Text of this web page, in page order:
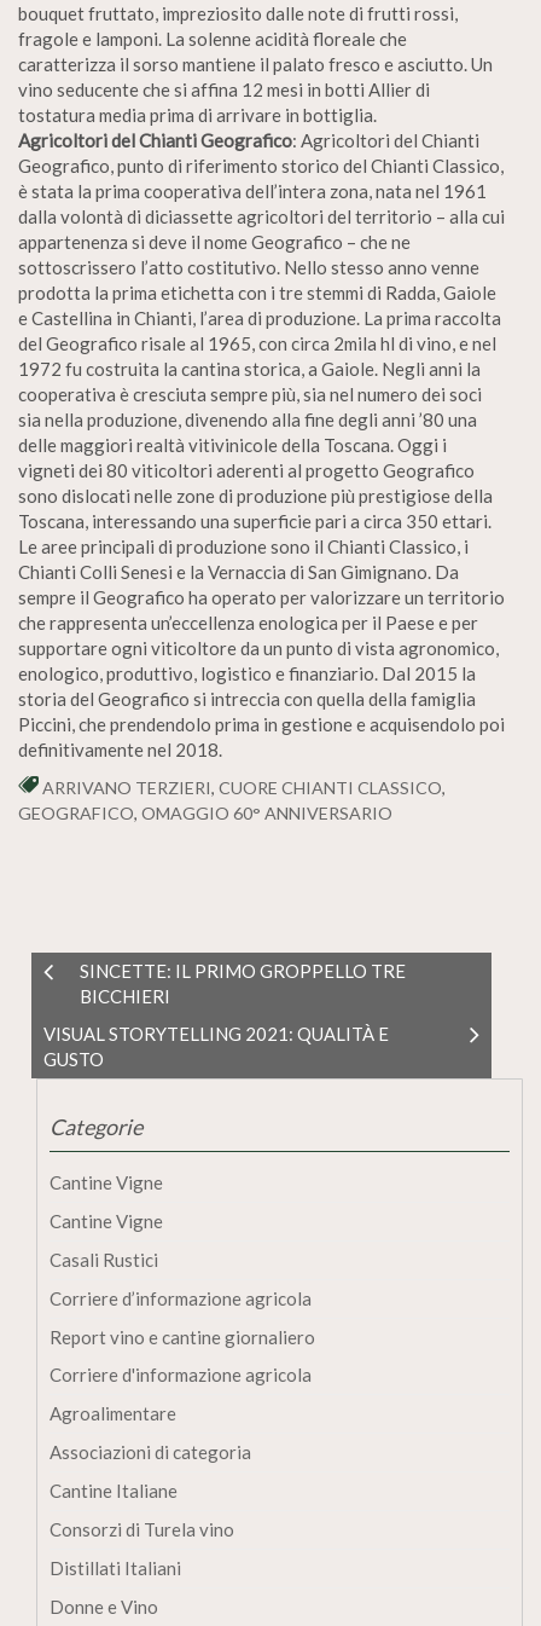
bouquet fruttato, impreziosito dalle note di frutti rossi,
fragole e lamponi. La solenne acidità floreale che
caratterizza il sorso mantiene il palato fresco e asciutto. Un
vino seducente che si affina 12 mesi in botti Allier di
tostatura media prima di arrivare in bottiglia.
Agricoltori del Chianti Geografico: Agricoltori del Chianti
Geografico, punto di riferimento storico del Chianti Classico,
è stata la prima cooperativa dell’intera zona, nata nel 1961
dalla volontà di diciassette agricoltori del territorio – alla cui
appartenenza si deve il nome Geografico – che ne
sottoscrissero l’atto costitutivo. Nello stesso anno venne
prodotta la prima etichetta con i tre stemmi di Radda, Gaiole
e Castellina in Chianti, l’area di produzione. La prima raccolta
del Geografico risale al 1965, con circa 2mila hl di vino, e nel
1972 fu costruita la cantina storica, a Gaiole. Negli anni la
cooperativa è cresciuta sempre più, sia nel numero dei soci
sia nella produzione, divenendo alla fine degli anni ’80 una
delle maggiori realtà vitivinicole della Toscana. Oggi i
vigneti dei 80 viticoltori aderenti al progetto Geografico
sono dislocati nelle zone di produzione più prestigiose della
Toscana, interessando una superficie pari a circa 350 ettari.
Le aree principali di produzione sono il Chianti Classico, i
Chianti Colli Senesi e la Vernaccia di San Gimignano. Da
sempre il Geografico ha operato per valorizzare un territorio
che rappresenta un’eccellenza enologica per il Paese e per
supportare ogni viticoltore da un punto di vista agronomico,
enologico, produttivo, logistico e finanziario. Dal 2015 la
storia del Geografico si intreccia con quella della famiglia
Piccini, che prendendolo prima in gestione e acquisendolo poi
definitivamente nel 2018.
ARRIVANO TERZIERI, CUORE CHIANTI CLASSICO,
GEOGRAFICO, OMAGGIO 60° ANNIVERSARIO
SINCETTE: IL PRIMO GROPPELLO TRE
BICCHIERI
VISUAL STORYTELLING 2021: QUALITÀ E
GUSTO
Categorie
Cantine Vigne
Cantine Vigne
Casali Rustici
Corriere d’informazione agricola
Report vino e cantine giornaliero
Corriere d'informazione agricola
Agroalimentare
Associazioni di categoria
Cantine Italiane
Consorzi di Turela vino
Distillati Italiani
Donne e Vino